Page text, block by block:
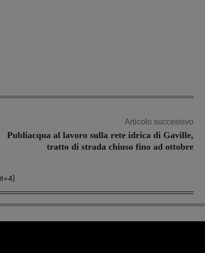
Articolo successivo
Publiacqua al lavoro sulla rete idrica di Gaville,
tratto di strada chiuso fino ad ottobre